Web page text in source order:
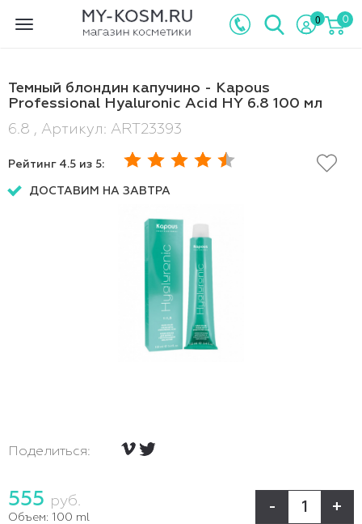
Toggle
0 0
Темный блондин капучино - Kapous
Professional Hyaluronic Acid HY 6.8 100 мл
6.8 , Артикул: ART23393
Рейтинг 4.5 из 5:
ДОСТАВИМ НА ЗАВТРА
Поделиться:
555 руб.
Объем: 100 ml
- +